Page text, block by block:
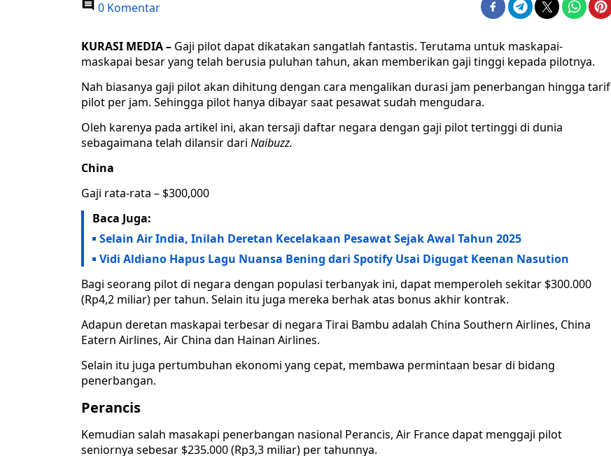
0 Komentar
KURASI MEDIA – Gaji pilot dapat dikatakan sangatlah fantastis. Terutama untuk maskapai-
maskapai besar yang telah berusia puluhan tahun, akan memberikan gaji tinggi kepada pilotnya.
Nah biasanya gaji pilot akan dihitung dengan cara mengalikan durasi jam penerbangan hingga tarif
pilot per jam. Sehingga pilot hanya dibayar saat pesawat sudah mengudara.
Oleh karenya pada artikel ini, akan tersaji daftar negara dengan gaji pilot tertinggi di dunia
sebagaimana telah dilansir dari Naibuzz.
China
Gaji rata-rata – $300,000
Baca Juga:
Selain Air India, Inilah Deretan Kecelakaan Pesawat Sejak Awal Tahun 2025
Vidi Aldiano Hapus Lagu Nuansa Bening dari Spotify Usai Digugat Keenan Nasution
Bagi seorang pilot di negara dengan populasi terbanyak ini, dapat memperoleh sekitar $300.000
(Rp4,2 miliar) per tahun. Selain itu juga mereka berhak atas bonus akhir kontrak.
Adapun deretan maskapai terbesar di negara Tirai Bambu adalah China Southern Airlines, China
Eatern Airlines, Air China dan Hainan Airlines.
Selain itu juga pertumbuhan ekonomi yang cepat, membawa permintaan besar di bidang
penerbangan.
Perancis
Kemudian salah masakapi penerbangan nasional Perancis, Air France dapat menggaji pilot
seniornya sebesar $235.000 (Rp3,3 miliar) per tahunnya.